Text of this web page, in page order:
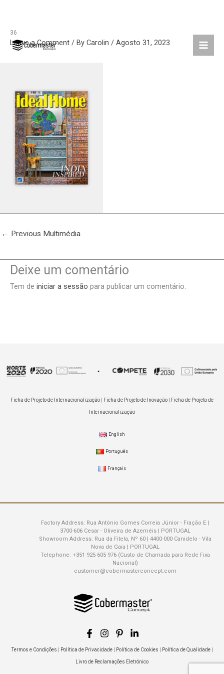
Skip36
Leave a Comment / By Carolin / Agosto 31, 2023
← Previous Multimédia
Deixe um comentário
Tem de iniciar a sessão para publicar um comentário.
Ficha de Projeto de Internacionalização Ficha de Projeto de Inovação Ficha de Projeto de
Internacionalização
English
Português
Français
Factory Address: Rua António Gomes Correia Júnior - Fração E |
3700-606 Cesar - Oliveira de Azeméis | PORTUGAL
Showroom Address: Rua da Fitela, Nº 60 | 4400-000 Canidelo - Vila
Nova de Gaia | PORTUGAL
Telephone: +351 925 605 976 (Custo de Chamada para Rede Fixa
Nacional)
customer@cobermasterconcept.com
Termos e Condições Política de Privacidade| Política de Cookies Política de Qualidade|
Livro de Reclamações Eletrónico